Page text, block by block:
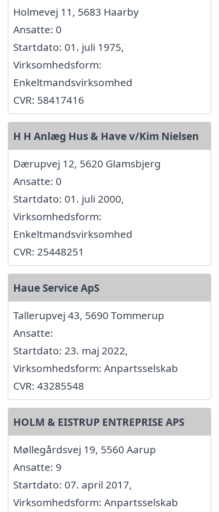
Holmevej 11, 5683 Haarby
Ansatte: 0
Startdato: 01. juli 1975,
Virksomhedsform:
Enkeltmandsvirksomhed
CVR: 58417416
H H Anlæg Hus & Have v/Kim Nielsen
Dærupvej 12, 5620 Glamsbjerg
Ansatte: 0
Startdato: 01. juli 2000,
Virksomhedsform:
Enkeltmandsvirksomhed
CVR: 25448251
Haue Service ApS
Tallerupvej 43, 5690 Tommerup
Ansatte:
Startdato: 23. maj 2022,
Virksomhedsform: Anpartsselskab
CVR: 43285548
HOLM & EISTRUP ENTREPRISE APS
Møllegårdsvej 19, 5560 Aarup
Ansatte: 9
Startdato: 07. april 2017,
Virksomhedsform: Anpartsselskab